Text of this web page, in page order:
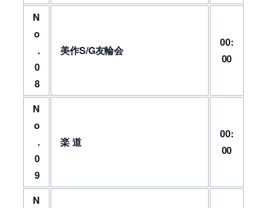
N
o
.
0
8
美作S/G友輪会
00:
00
N
o
.
0
9
楽 道
00:
00
N